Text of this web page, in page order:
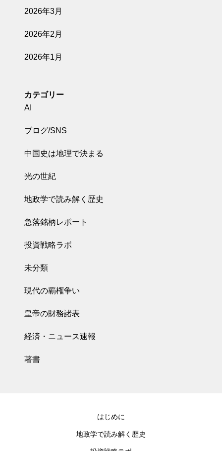
2026年3月
2026年2月
2026年1月
カテゴリー
AI
ブログ/SNS
中国史は地理で決まる
光の世紀
地政学で読み解く歴史
急落銘柄レポート
投資戦略ラボ
未分類
現代の覇権争い
皇帝の財務諸表
経済・ニュース速報
著書
はじめに
地政学で読み解く歴史